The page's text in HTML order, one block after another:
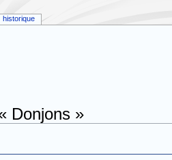
Donjons »
historique